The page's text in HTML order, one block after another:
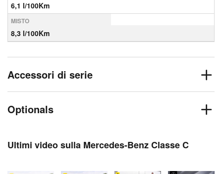
6,1 l/100Km
MISTO
8,3 l/100Km
Accessori di serie
Optionals
Ultimi video sulla Mercedes-Benz Classe C